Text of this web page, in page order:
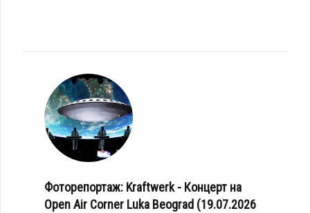
Фоторепортаж: Kraftwerk - Концерт на
Open Air Corner Luka Beograd (19.07.2026